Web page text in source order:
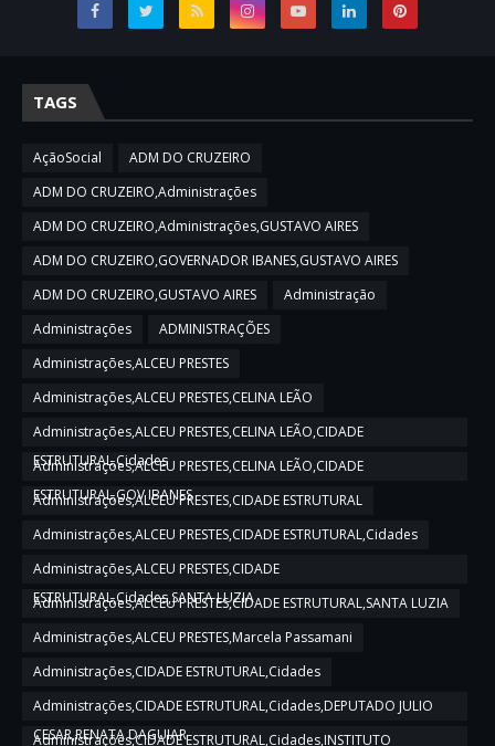
TAGS
AçãoSocial
ADM DO CRUZEIRO
ADM DO CRUZEIRO,Administrações
ADM DO CRUZEIRO,Administrações,GUSTAVO AIRES
ADM DO CRUZEIRO,GOVERNADOR IBANES,GUSTAVO AIRES
ADM DO CRUZEIRO,GUSTAVO AIRES
Administração
Administrações
ADMINISTRAÇÕES
Administrações,ALCEU PRESTES
Administrações,ALCEU PRESTES,CELINA LEÃO
Administrações,ALCEU PRESTES,CELINA LEÃO,CIDADE
ESTRUTURAL,Cidades
Administrações,ALCEU PRESTES,CELINA LEÃO,CIDADE
ESTRUTURAL,GOV IBANES
Administrações,ALCEU PRESTES,CIDADE ESTRUTURAL
Administrações,ALCEU PRESTES,CIDADE ESTRUTURAL,Cidades
Administrações,ALCEU PRESTES,CIDADE
ESTRUTURAL,Cidades,SANTA LUZIA
Administrações,ALCEU PRESTES,CIDADE ESTRUTURAL,SANTA LUZIA
Administrações,ALCEU PRESTES,Marcela Passamani
Administrações,CIDADE ESTRUTURAL,Cidades
Administrações,CIDADE ESTRUTURAL,Cidades,DEPUTADO JULIO
CESAR,RENATA DAGUIAR
Administrações,CIDADE ESTRUTURAL,Cidades,INSTITUTO